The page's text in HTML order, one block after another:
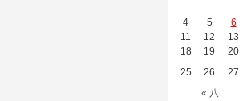
« 八
4
5 6
11
12 13
18
19 20
25
26 27